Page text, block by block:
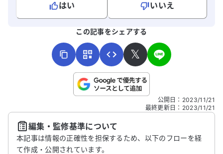
はい
いいえ
こちらは送信専用のフォームです。氏名やご自身の病気の詳細な
送信する
この記事をシェアする
𝕏
公開日 ： 2023/11/21
最終更新日 ： 2023/11/21
編集・監修基準について
本記事は情報の正確性を担保するため、以下のフローを経
て作成・公開されています。